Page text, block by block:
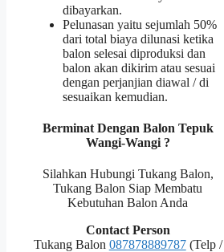
dibayarkan.
Pelunasan yaitu sejumlah 50%
dari total biaya dilunasi ketika
balon selesai diproduksi dan
balon akan dikirim atau sesuai
dengan perjanjian diawal / di
sesuaikan kemudian.
Berminat Dengan Balon Tepuk
Wangi-Wangi ?
Silahkan Hubungi Tukang Balon,
Tukang Balon Siap Membatu
Kebutuhan Balon Anda
Contact Person
Tukang Balon 087878889787(Telp /